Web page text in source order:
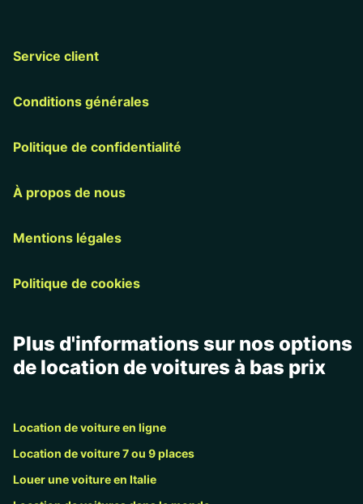
Service client
Conditions générales
Politique de confidentialité
À propos de nous
Mentions légales
Politique de cookies
Plus d'informations sur nos options
de location de voitures à bas prix
Location de voiture en ligne
Location de voiture 7 ou 9 places
Louer une voiture en Italie